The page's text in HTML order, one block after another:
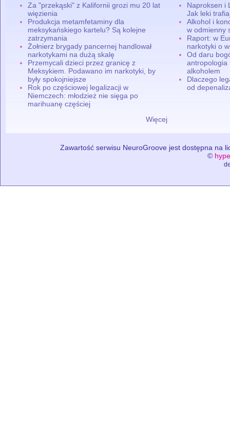
Za "przekąski" z Kalifornii grozi mu 20 lat
więzienia
Produkcja metamfetaminy dla
meksykańskiego kartelu? Są kolejne
zatrzymania
Żołnierz brygady pancernej handlował
narkotykami na dużą skalę
Przemycali dzieci przez granicę z
Meksykiem. Podawano im narkotyki, by
były spokojniejsze
Rok po częściowej legalizacji w
Niemczech: młodzież nie sięga po
marihuanę częściej
Więcej
Naproksen i
Jak leki
Alkohol i
w odmienny
Raport: w
narkotyki o
Od daru
antropologia
alkoholem
Dlaczego
od
Zawartość serwisu NeuroGroove jest dostępna na
©